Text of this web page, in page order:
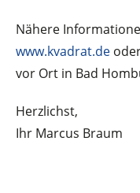
Nähere
www.kvadrat.de
vor Ort in Bad
Herzlichst,
Ihr Marcus Braum